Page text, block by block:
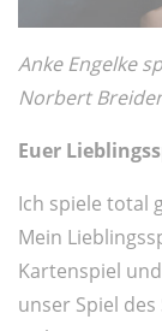
Anke Engelke
Norbert
Euer
Ich spiele total
Mein
Kartenspiel
unser Spiel